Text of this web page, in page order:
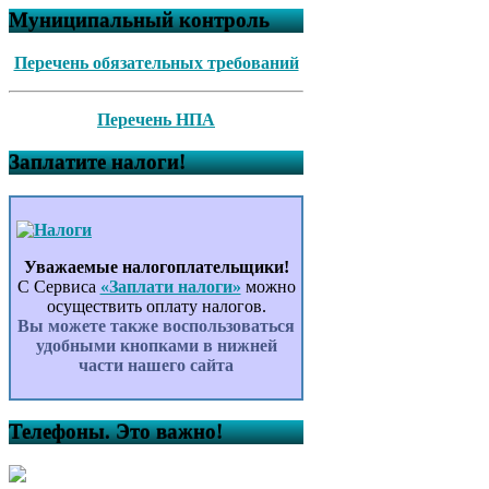
Муниципальный контроль
Перечень обязательных требований
Перечень НПА
Заплатите налоги!
Уважаемые налогоплательщики!
С Сервиса «Заплати налоги» можно
осуществить оплату налогов.
Вы можете также воспользоваться
удобными кнопками в нижней
части нашего сайта
Телефоны. Это важно!